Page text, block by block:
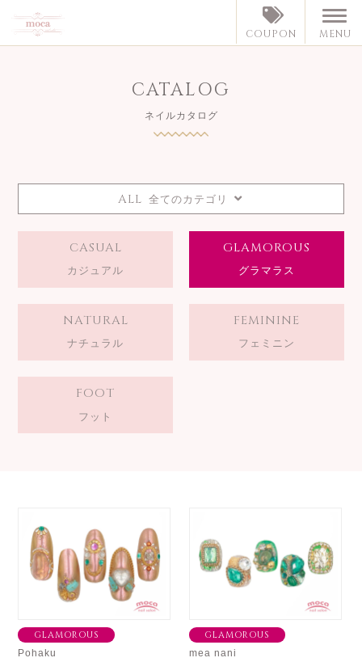
COUPON MENU
CATALOG
ネイルカタログ
ALL 全てのカテゴリ
CASUAL
カジュアル
GLAMOROUS
グラマラス
NATURAL
ナチュラル
FEMININE
フェミニン
FOOT
フット
GLAMOROUS
Pohaku
GLAMOROUS
mea nani